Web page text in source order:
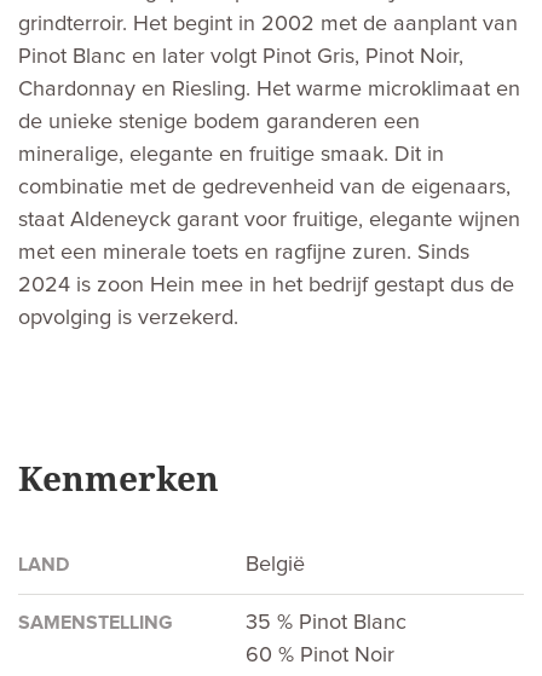
grindterroir. Het begint in 2002 met de aanplant van
Pinot Blanc en later volgt Pinot Gris, Pinot Noir,
Chardonnay en Riesling. Het warme microklimaat en
de unieke stenige bodem garanderen een
mineralige, elegante en fruitige smaak. Dit in
combinatie met de gedrevenheid van de eigenaars,
staat Aldeneyck garant voor fruitige, elegante wijnen
met een minerale toets en ragfijne zuren. Sinds
2024 is zoon Hein mee in het bedrijf gestapt dus de
opvolging is verzekerd.
Kenmerken
LAND België
SAMENSTELLING
35 % Pinot Blanc
60 % Pinot Noir